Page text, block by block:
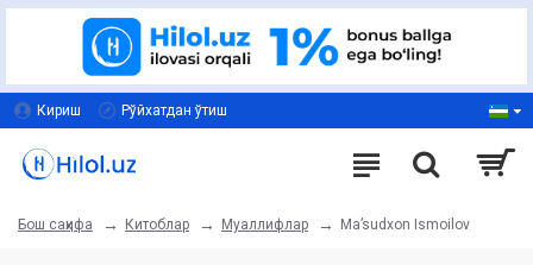
Кириш Рўйхатдан ўтиш
Бош саҳифа Китоблар Муаллифлар Ma’sudxon Ismoilov